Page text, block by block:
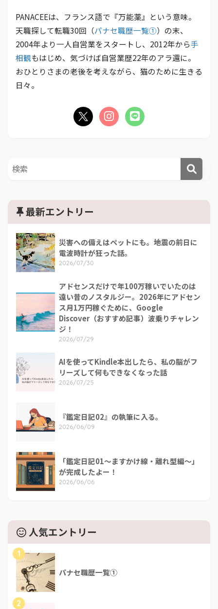
PANACEEは、フランス語で『万能薬』という意味。
天職探して転職30回（パナセ職歴一覧①）の末、
2004年より一人自営業をスタートし、2012年から手
相観もはじめ、気づけば自営業歴22年のアラ還に。
おひとりさまの老後を考えながら、猫のために生きる
日々。
最新エントリー
災害への備えはペットにも。地震の前日に
電波時計が狂った話。
2026/07/30
アドセンスだけで年100万稼いでいたのは
遠い昔のノスタルジー。2026年にアドセン
ス月1万円稼ぐために、Google
Discover（おすすめ記事）波乗りチャレン
ジ！
2026/07/29
AIを使ってKindle本出したら、私の脳がフ
リーズして何もできなくなった話
2026/07/25
『鑑定日記02』の執筆に入る。
2026/06/09
「鑑定日記01～ますかけ線・離れ型編～」
が完成したよー！
2026/06/06
人気エントリー
1
パナセ職歴一覧①
2